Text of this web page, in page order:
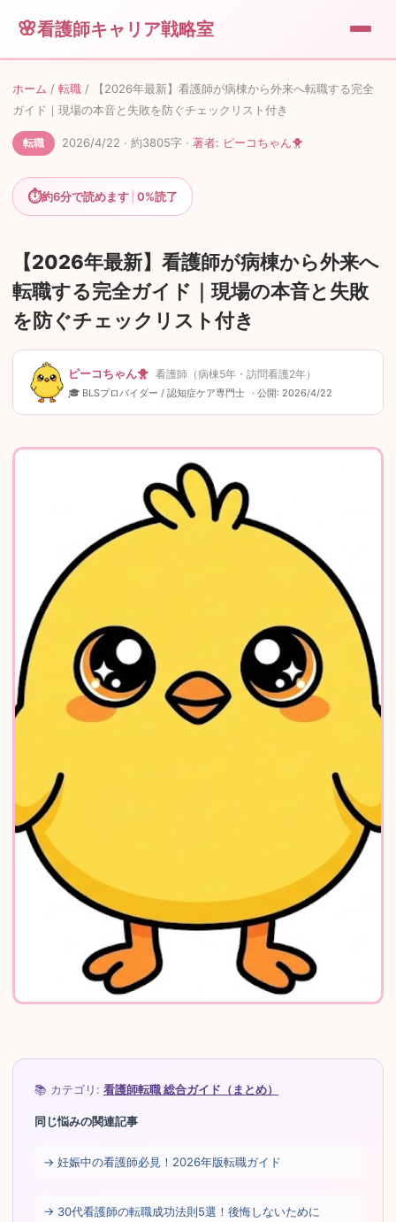
看護師キャリア戦略室
💼 転職
🎁便利グッズ
💰副業
🐥運営者情報
📖このサイトについて
✉️お問い合わせ
ホーム / 転職 /
【2026年最新】看護師が病棟から外来へ転職する完全
ガイド｜現場の本音と失敗を防ぐチェックリスト付き
転職 2026/4/22 · 約3805字 · 著者: ピーコちゃん🐥
⏱約6分で読めます 0%読了
【2026年最新】看護師が病棟から外来へ
転職する完全ガイド｜現場の本音と失敗
を防ぐチェックリスト付き
ピーコちゃん🐥 看護師（病棟5年・訪問看護2年）
🎓 BLSプロバイダー / 認知症ケア専門士 · 公開: 2026/4/22
📚 カテゴリ: 看護師転職 総合ガイド（まとめ）
同じ悩みの関連記事
→ 妊娠中の看護師必見！2026年版転職ガイド
→ 30代看護師の転職成功法則5選！後悔しないために